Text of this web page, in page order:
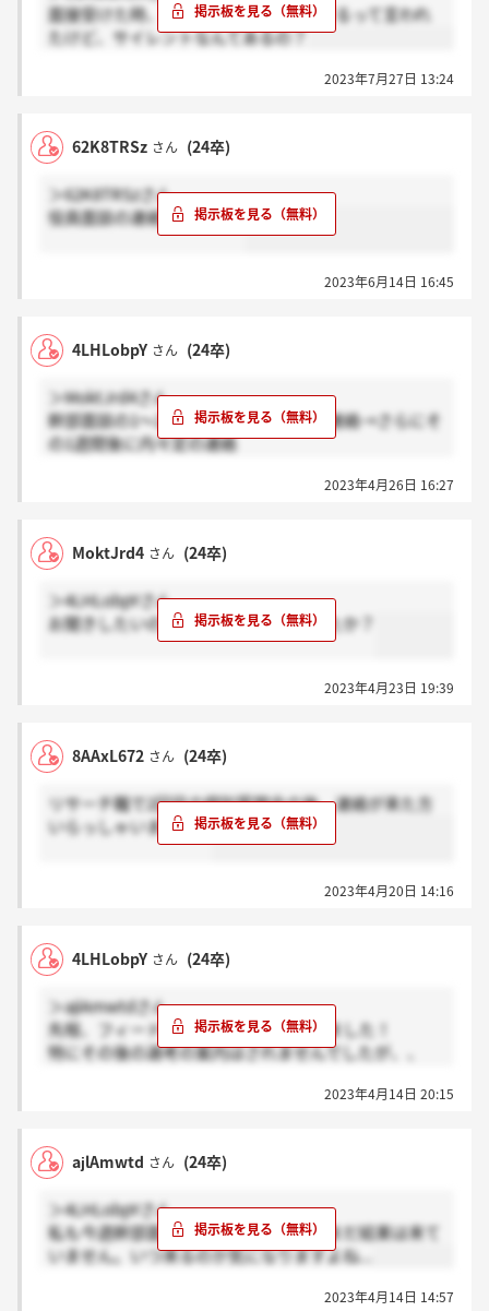
面接受けた時、1週間以内に必ず連絡するって言われ
たけど、サイレントなんてあるの？
2023年7月27日 13:24
62K8TRSz さん (24卒)
＞62K8TRSzさん
役員面談の連絡が来ました
2023年6月14日 16:45
4LHLobpY さん (24卒)
＞MoktJrd4さん
幹部面談の1～2日後にフィードバック連絡→さらにそ
の1週間後に内々定の連絡
2023年4月26日 16:27
MoktJrd4 さん (24卒)
＞4LHLobpYさん
お聞きしたいのですが、連絡は来ましたか？
2023年4月23日 19:39
8AAxL672 さん (24卒)
リサーチ職で2回目の個別質問会の後、連絡が来た方
いらっしゃいますか？
2023年4月20日 14:16
4LHLobpY さん (24卒)
＞ajlAmwtdさん
先程、フィードバックの連絡だけ頂きました！
特にその後の選考の案内はされませんでしたが、、
2023年4月14日 20:15
ajlAmwtd さん (24卒)
＞4LHLobpYさん
私も今週幹部面談を受けたのですが、まだ結果は来て
いません。いつ来るのか気になりますよね...
2023年4月14日 14:57